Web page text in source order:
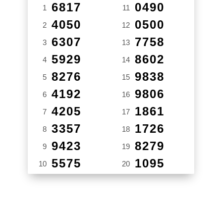
1 6817
2 4050
3 6307
4 5929
5 8276
6 4192
7 4205
8 3357
9 9423
10 5575
11 0490
12 0500
13 7758
14 8602
15 9838
16 9806
17 1861
18 1726
19 8279
20 1095